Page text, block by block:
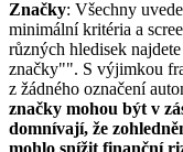
Značky: Všechny
minimální kritéria a
různých hledisek
značky"". S výjimkou
z žádného označení
značky mohou být v
domnívají, že
mohlo snížit finanční